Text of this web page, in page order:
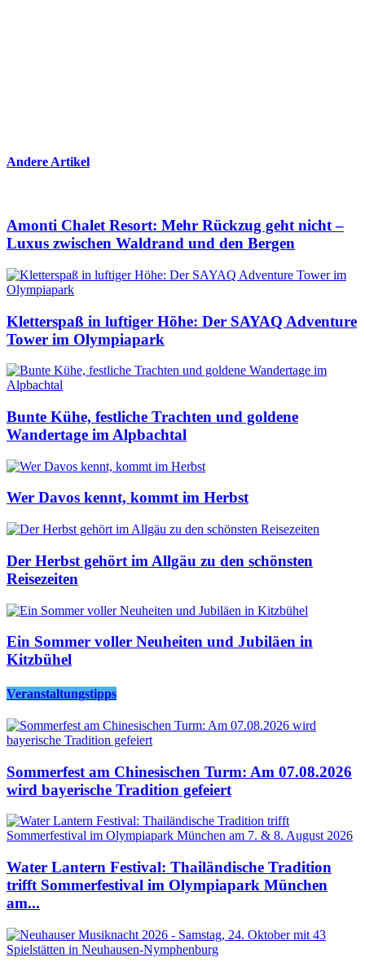
Andere Artikel
Amonti Chalet Resort: Mehr Rückzug geht nicht –
Luxus zwischen Waldrand und den Bergen
Kletterspaß in luftiger Höhe: Der SAYAQ Adventure
Tower im Olympiapark
Bunte Kühe, festliche Trachten und goldene
Wandertage im Alpbachtal
Wer Davos kennt, kommt im Herbst
Der Herbst gehört im Allgäu zu den schönsten
Reisezeiten
Ein Sommer voller Neuheiten und Jubiläen in
Kitzbühel
Veranstaltungstipps
Sommerfest am Chinesischen Turm: Am 07.08.2026
wird bayerische Tradition gefeiert
Water Lantern Festival: Thailändische Tradition
trifft Sommerfestival im Olympiapark München
am...